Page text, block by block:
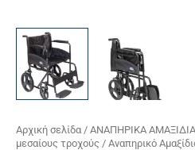
Αρχική σελίδα / ΑΝΑΠΗΡΙΚΑ ΑΜΑΞΙΔΙΑ
μεσαίους τροχούς / Aναπηρικό
Original
Aναπηρικό
Αμαξίδιο